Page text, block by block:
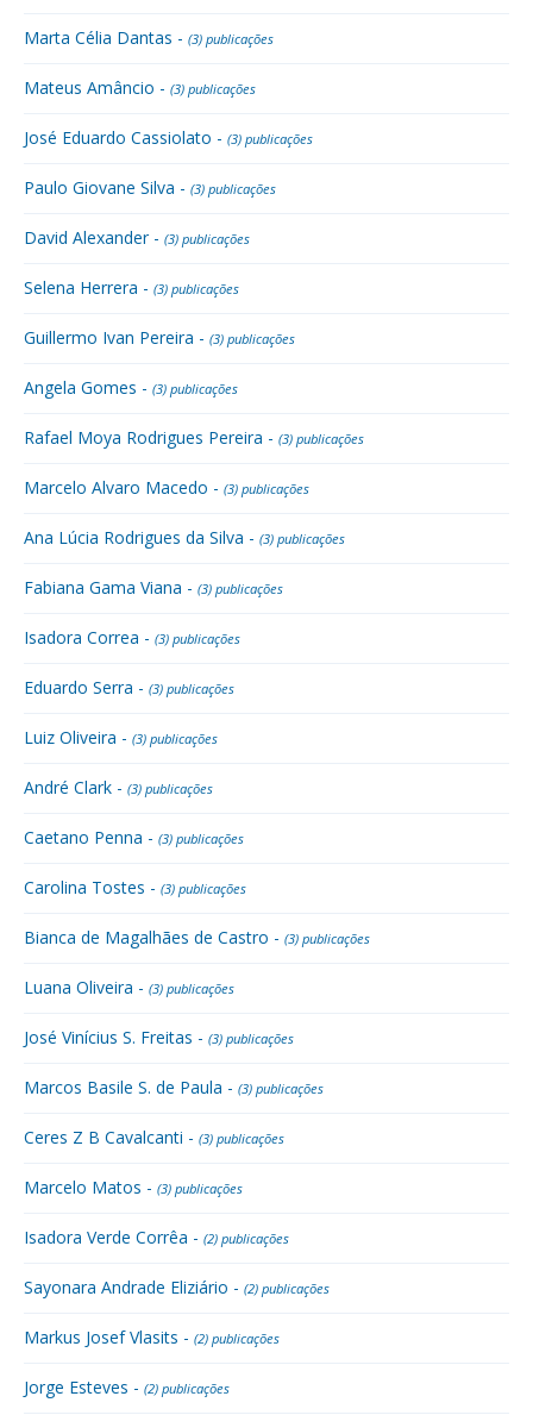
Marta Célia Dantas - (3) publicações
Mateus Amâncio - (3) publicações
José Eduardo Cassiolato - (3) publicações
Paulo Giovane Silva - (3) publicações
David Alexander - (3) publicações
Selena Herrera - (3) publicações
Guillermo Ivan Pereira - (3) publicações
Angela Gomes - (3) publicações
Rafael Moya Rodrigues Pereira - (3) publicações
Marcelo Alvaro Macedo - (3) publicações
Ana Lúcia Rodrigues da Silva - (3) publicações
Fabiana Gama Viana - (3) publicações
Isadora Correa - (3) publicações
Eduardo Serra - (3) publicações
Luiz Oliveira - (3) publicações
André Clark - (3) publicações
Caetano Penna - (3) publicações
Carolina Tostes - (3) publicações
Bianca de Magalhães de Castro - (3) publicações
Luana Oliveira - (3) publicações
José Vinícius S. Freitas - (3) publicações
Marcos Basile S. de Paula - (3) publicações
Ceres Z B Cavalcanti - (3) publicações
Marcelo Matos - (3) publicações
Isadora Verde Corrêa - (2) publicações
Sayonara Andrade Eliziário - (2) publicações
Markus Josef Vlasits - (2) publicações
Jorge Esteves - (2) publicações